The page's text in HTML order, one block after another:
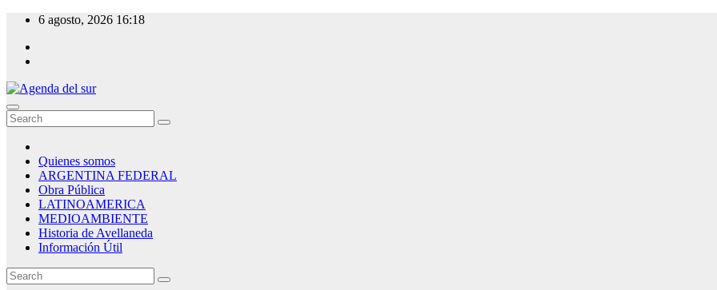
Skip
content
6 agosto, 2026 16:18
Agenda del sur
Quienes somos
ARGENTINA FEDERAL
Obra Pública
LATINOAMERICA
MEDIOAMBIENTE
Historia de Avellaneda
Información Útil